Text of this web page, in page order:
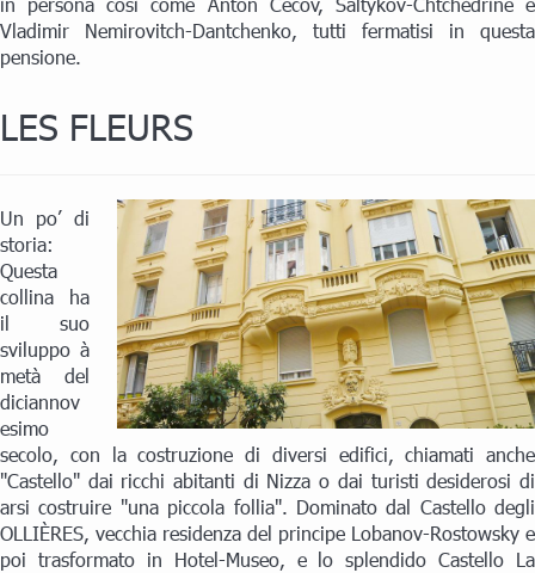
Vladimir Nemirovitch-Dantchenko, tutti fermatisi in questa
pensione.
LES FLEURS
Un po’ di
storia:
Questa
collina ha
il suo
sviluppo à
metà del
diciannov
esimo
secolo, con la costruzione di diversi edifici, chiamati anche
"Castello" dai ricchi abitanti di Nizza o dai turisti desiderosi di
arsi costruire "una piccola follia". Dominato dal Castello degli
OLLIÈRES, vecchia residenza del principe Lobanov-Rostowsky e
poi trasformato in Hotel-Museo, e lo splendido Castello La